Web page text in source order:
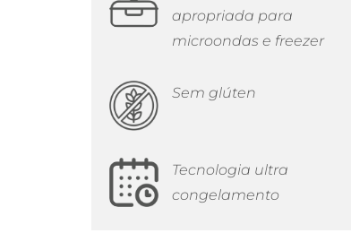
apropriada para
microondas e freezer
Sem glúten
Tecnologia ultra
congelamento